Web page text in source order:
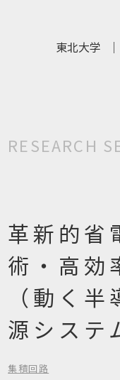
東北大学 ｜
RESEARCH
革新的省
術・高効
（動く
源システ
集積回路